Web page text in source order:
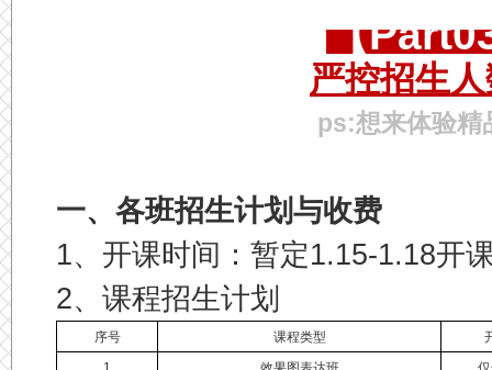
【
严控招生
ps:想来体验精
一、各班招生计划与收费
1、开课时间：暂定1.15-1.18开
2、课程招生计划
序号 课程类型